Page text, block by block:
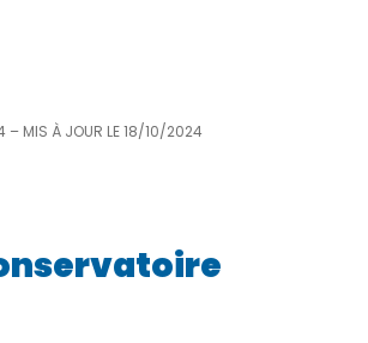
– MIS À JOUR LE18/10/2024